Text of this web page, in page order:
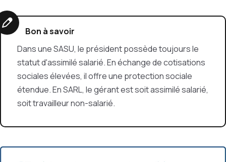
Bon à savoir
Dans une SASU, le président possède toujours le
statut d'assimilé salarié. En échange de cotisations
sociales élevées, il offre une protection sociale
étendue. En SARL, le gérant est soit assimilé salarié,
soit travailleur non-salarié.